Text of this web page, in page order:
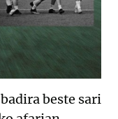
beste sari